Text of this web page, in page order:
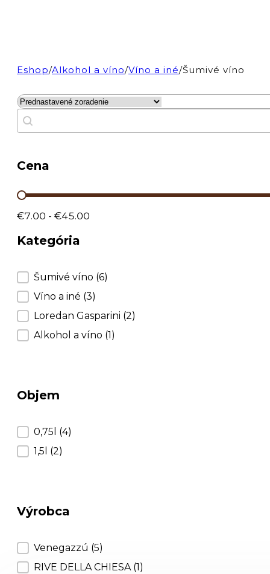
Eshop/Alkohol a víno/Víno a iné/Šumivé víno
FIlter produktov
Search content
Cena
Cena
€7.00 - €45.00
Kategória
Kategorie
Šumivé víno (6)
Víno a iné (3)
Loredan Gasparini (2)
Alkohol a víno (1)
Objem
Objem
0,75l (4)
1,5l (2)
Výrobca
Výrobca
Venegazzú (5)
RIVE DELLA CHIESA (1)